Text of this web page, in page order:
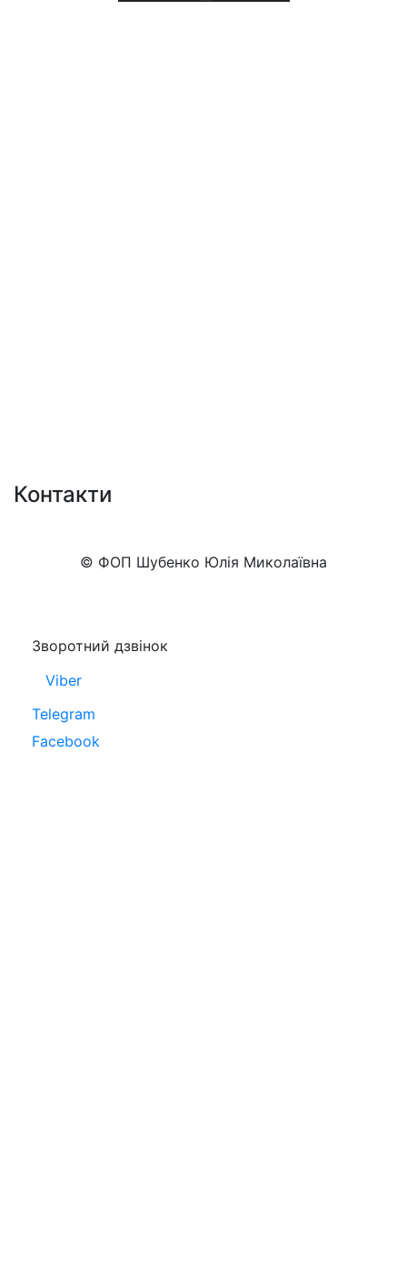
Контакти
© ФОП Шубенко Юлія Миколаївна
Зворотний дзвінок
Viber
Telegram
Facebook